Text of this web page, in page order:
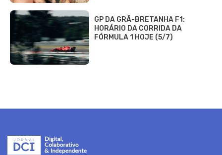
GP DA GRÃ-BRETANHA F1:
HORÁRIO DA CORRIDA DA
FÓRMULA 1 HOJE (5/7)